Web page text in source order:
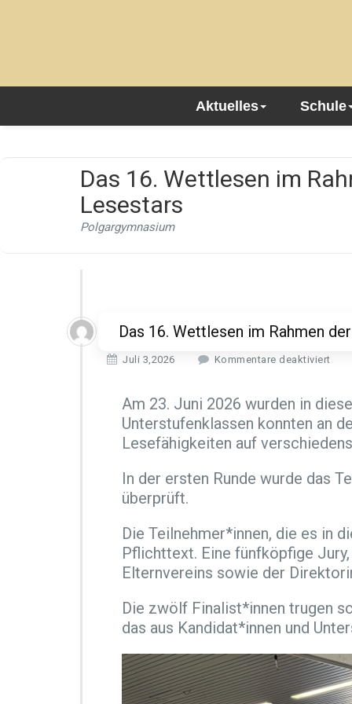
Aktuelles Schule
Das 16. Wettlesen im
Lesestars
Polgargymnasium
Das 16. Wettlesen im Rahmen
Juli 3,2026 Kommentare deaktiviert
D
a
s
1
6.
W
l
e
s
n
i
R
a
h
Am 23. Juni 2026 wurden in
Unterstufenklassen konnten an
Lesefähigkeiten auf
In der ersten Runde wurde das
überprüft.
Die Teilnehmer*innen, die es in
Pflichttext. Eine fünfköpfige
Elternvereins sowie der
Die zwölf Finalist*innen trugen
das aus Kandidat*innen und